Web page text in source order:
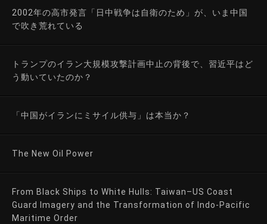
2002年の高市発言「日中戦争は自衛のため」が、いま中国
で吹き荒れている
トランプのイラン大規模攻撃計画中止の背後で、習近平はど
う動いていたのか？
「中国がイランにミサイル供与」は本当か？
The New Oil Power
From Black Ships to White Hulls: Taiwan–US Coast
Guard Imagery and the Transformation of Indo-Pacific
Maritime Order